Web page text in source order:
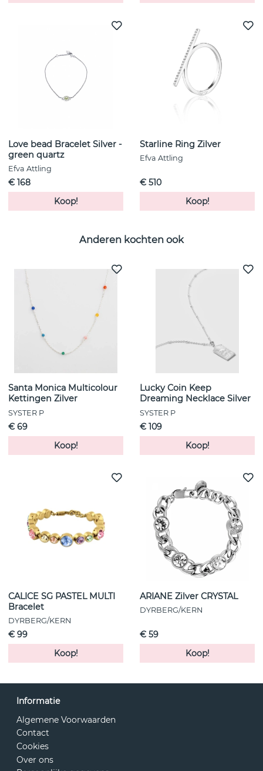
Love bead Bracelet Silver -
green quartz
Efva Attling
€ 168
Koop!
Starline Ring Zilver
Efva Attling
€ 510
Koop!
Anderen kochten ook
Santa Monica Multicolour
Kettingen Zilver
SYSTER P
€ 69
Koop!
Lucky Coin Keep
Dreaming Necklace Silver
SYSTER P
€ 109
Koop!
CALICE SG PASTEL MULTI
Bracelet
DYRBERG/KERN
€ 99
Koop!
ARIANE Zilver CRYSTAL
DYRBERG/KERN
€ 59
Koop!
Informatie
Algemene Voorwaarden
Contact
Cookies
Over ons